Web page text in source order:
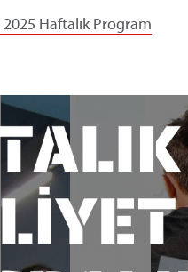
Haftalık Program